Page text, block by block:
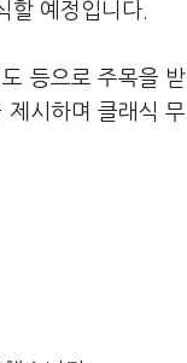
할 예정입니다.
등으로 주목을 받
시하며 클래식 무